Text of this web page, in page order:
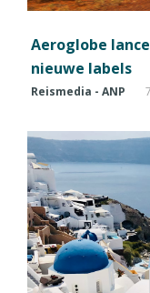
Aeroglobe
nieuwe labels
Reismedia - ANP